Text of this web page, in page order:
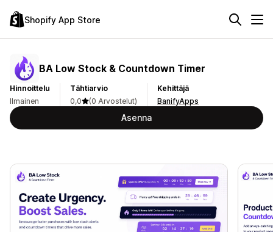
Shopify App Store
BA Low Stock & Countdown Timer
Hinnoittelu
Ilmainen
Tähtiarvio
0,0
(0 Arvostelut)
Kehittäjä
BanifyApps
Asenna